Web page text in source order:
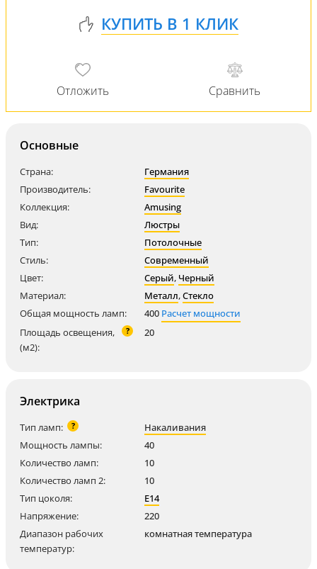
Основные
Страна:
Германия
Производитель:
Favourite
Коллекция:
Amusing
Вид:
Люстры
Тип:
Потолочные
Стиль:
Современный
Цвет:
Серый, Черный
Материал:
Металл,Стекло
Общая мощность ламп:
400 Расчет мощности
Площадь освещения,
(м2):
? 20
Электрика
Тип ламп: ?
Накаливания
Мощность лампы:
40
Количество ламп:
10
Количество ламп 2:
10
Тип цоколя:
E14
Напряжение:
220
Диапазон рабочих
температур:
комнатная температура